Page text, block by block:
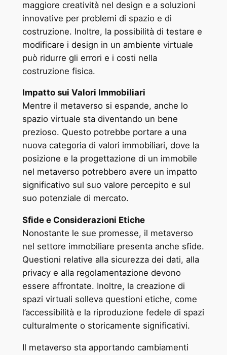
maggiore creatività nel design e a soluzioni
innovative per problemi di spazio e di
costruzione. Inoltre, la possibilità di testare e
modificare i design in un ambiente virtuale
può ridurre gli errori e i costi nella
costruzione fisica.
Impatto sui Valori Immobiliari
Mentre il metaverso si espande, anche lo
spazio virtuale sta diventando un bene
prezioso. Questo potrebbe portare a una
nuova categoria di valori immobiliari, dove la
posizione e la progettazione di un immobile
nel metaverso potrebbero avere un impatto
significativo sul suo valore percepito e sul
suo potenziale di mercato.
Sfide e Considerazioni Etiche
Nonostante le sue promesse, il metaverso
nel settore immobiliare presenta anche sfide.
Questioni relative alla sicurezza dei dati, alla
privacy e alla regolamentazione devono
essere affrontate. Inoltre, la creazione di
spazi virtuali solleva questioni etiche, come
l’accessibilità e la riproduzione fedele di spazi
culturalmente o storicamente significativi.
Il metaverso sta apportando cambiamenti